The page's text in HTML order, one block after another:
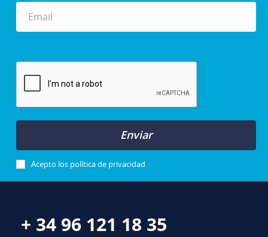
Enviar
Acepto los política de privacidad
+ 34 96 121 18 35